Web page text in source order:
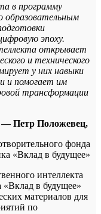
в программу
образовательным
эпоху.
открывает
и технического
у них навыки
и помогает им
трансформации
— Петр Положевец,
фонда
«Вклад в будущее»
интеллекта
«Вклад в будущее»
материалов для
по